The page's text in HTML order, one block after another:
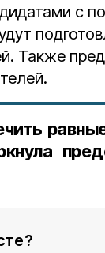
с
Также